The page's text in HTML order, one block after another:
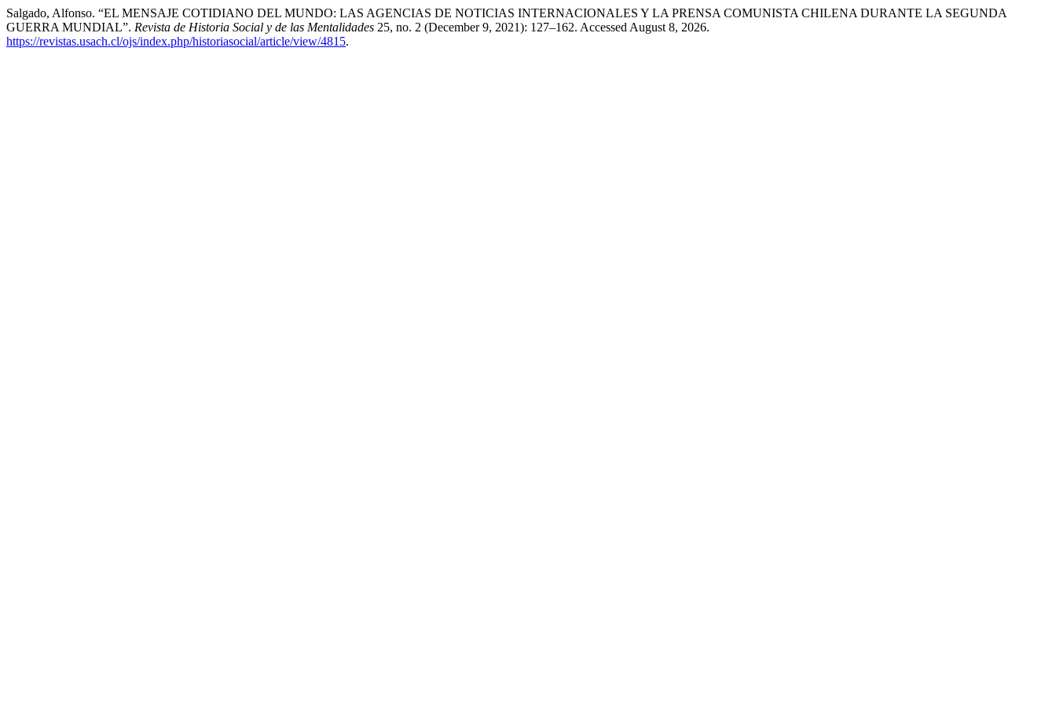
Salgado, Alfonso. “EL MENSAJE COTIDIANO DEL MUNDO: LAS AGENCIAS DE NOTICIAS INTERNACIONALES Y LA PRENSA COMUNISTA CHILENA DURANTE LA SEGUNDA
GUERRA MUNDIAL”. Revista de Historia Social y de las Mentalidades 25, no. 2 (December 9, 2021): 127–162. Accessed August 8, 2026.
https://revistas.usach.cl/ojs/index.php/historiasocial/article/view/4815.